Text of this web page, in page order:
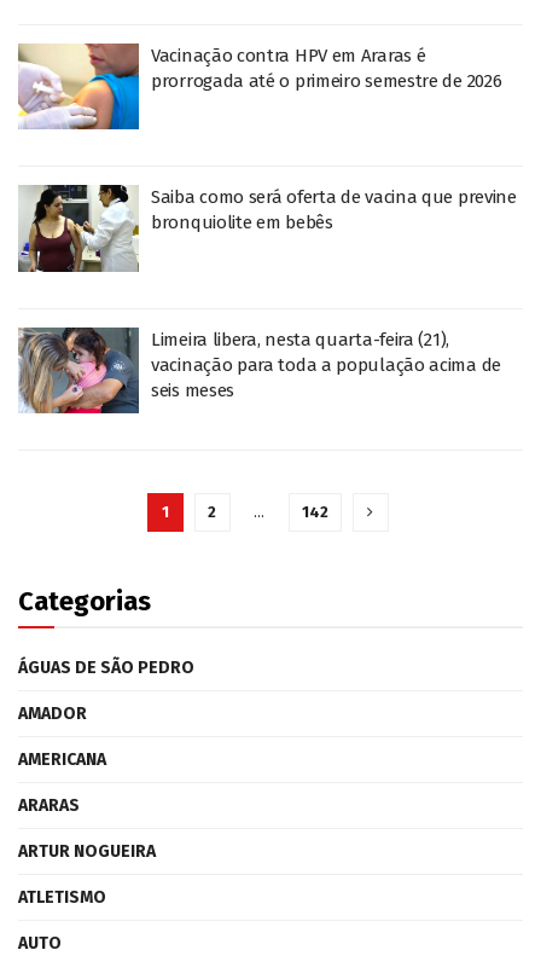
Vacinação contra HPV em Araras é
prorrogada até o primeiro semestre de 2026
Saiba como será oferta de vacina que previne
bronquiolite em bebês
Limeira libera, nesta quarta-feira (21),
vacinação para toda a população acima de
seis meses
1 2 … 142
Categorias
ÁGUAS DE SÃO PEDRO
AMADOR
AMERICANA
ARARAS
ARTUR NOGUEIRA
ATLETISMO
AUTO